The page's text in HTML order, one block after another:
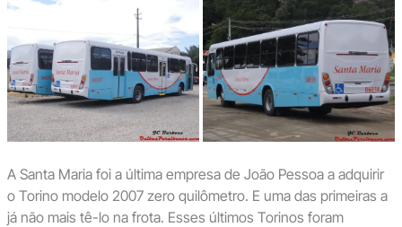
A Santa Maria foi a última empresa de João Pessoa a adquirir
o Torino modelo 2007 zero quilômetro. E uma das primeiras a
já não mais tê-lo na frota. Esses últimos Torinos foram